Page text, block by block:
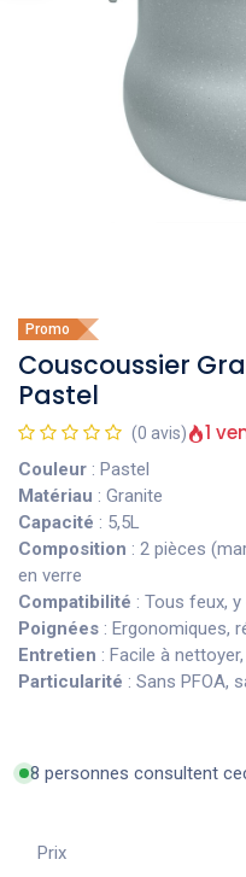
Promo
Couscoussier
Pastel
(0 avis) 1
Couleur : Pastel
Matériau : Granite
Capacité : 5,5L
Composition : 2 pièces
en verre
Compatibilité : Tous feux,
Poignées : Ergonomiques,
Entretien : Facile à
Particularité : Sans PFOA,
8 personnes consultent
Prix